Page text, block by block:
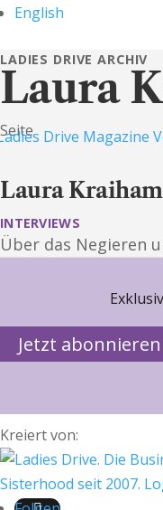
English
LADIES DRIVE ARCHIV
Laura
Seite
Laura
INTERVIEWS
Über das Negieren
Jetzt abonnieren
Kreiert von: